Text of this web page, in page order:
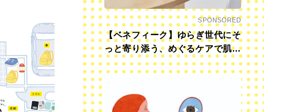
SPONSORED
【ベネフィーク】ゆらぎ世代にそ
っと寄り添う、めぐるケアで肌も
心も前向きに